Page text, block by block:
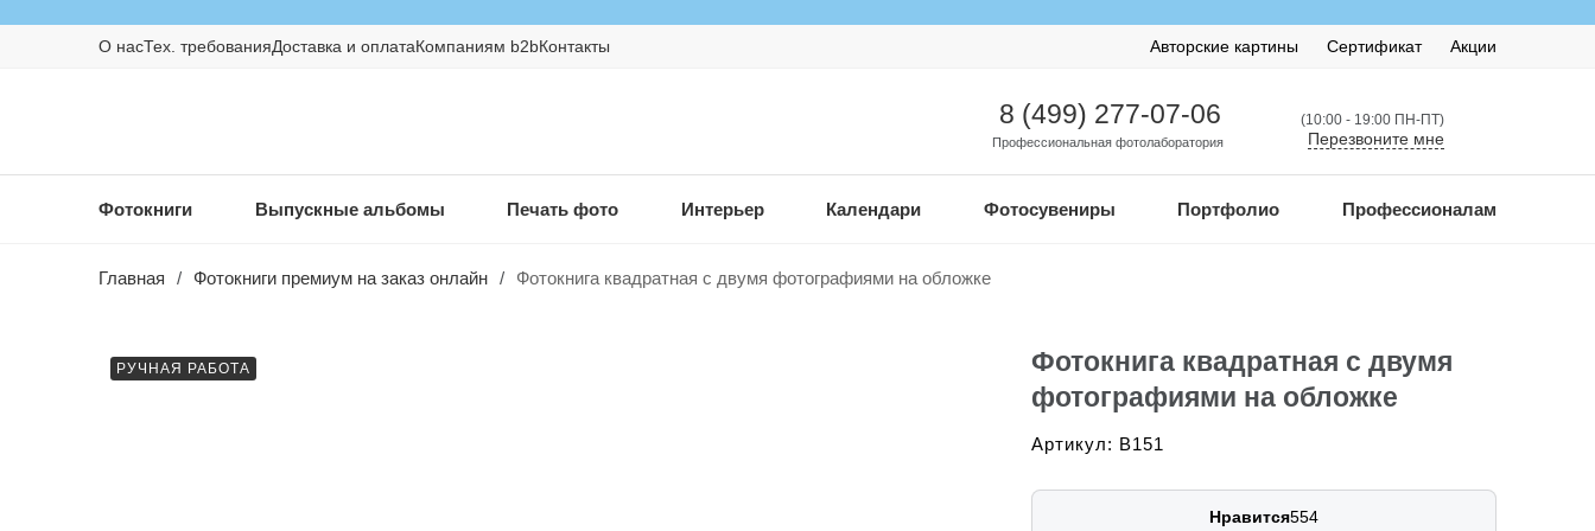
О насТех. требованияДоставка и оплатаКомпаниям b2bКонтакты Авторские картины Сертификат Акции
8 (499) 277-07-06
Профессиональная фотолаборатория
(10:00 - 19:00 ПН-ПТ)
Перезвоните мне
Фотокниги Выпускные альбомы Печать фото Интерьер Календари Фотосувениры Портфолио Профессионалам
Главная / Фотокниги премиум на заказ онлайн / Фотокнига квадратная с двумя фотографиями на обложке
РУЧНАЯ РАБОТА
Фотокнига квадратная с двумя
фотографиями на обложке
Артикул: B151
Нравится554